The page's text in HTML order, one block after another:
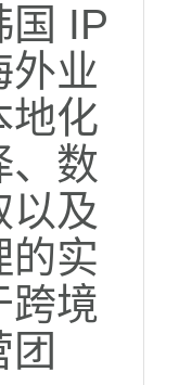
国 IP
外业
地化
、数
以及
的实
跨境